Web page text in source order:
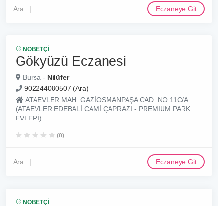
Ara Eczaneye Git
NÖBETÇI
Gökyüzü Eczanesi
Bursa - Nilüfer
902244080507 (Ara)
ATAEVLER MAH. GAZİOSMANPAŞA CAD. NO:11C/A
(ATAEVLER EDEBALİ CAMİ ÇAPRAZI - PREMIUM PARK
EVLERİ)
(0)
Ara Eczaneye Git
NÖBETÇI